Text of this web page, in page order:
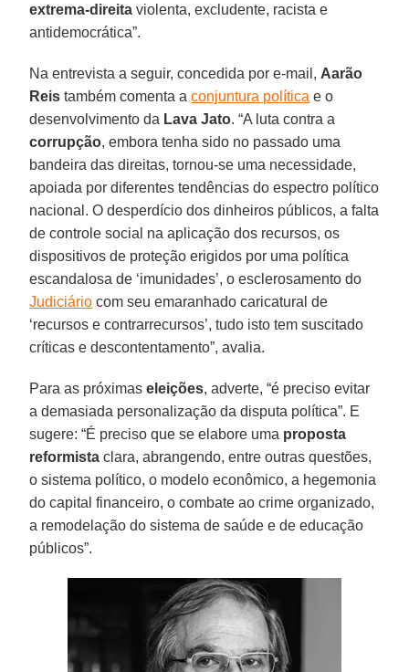
extrema-direita violenta, excludente, racista e
antidemocrática”.
Na entrevista a seguir, concedida por e-mail, Aarão
Reis também comenta aconjuntura política e o
desenvolvimento da Lava Jato. “A luta contra a
corrupção, embora tenha sido no passado uma
bandeira das direitas, tornou-se uma necessidade,
apoiada por diferentes tendências do espectro político
nacional. O desperdício dos dinheiros públicos, a falta
de controle social na aplicação dos recursos, os
dispositivos de proteção erigidos por uma política
escandalosa de ‘imunidades’, o esclerosamento do
Judiciário com seu emaranhado caricatural de
‘recursos e contrarrecursos’, tudo isto tem suscitado
críticas e descontentamento”, avalia.
Para as próximaseleições, adverte, “é preciso evitar
a demasiada personalização da disputa política”. E
sugere: “É preciso que se elabore uma proposta
reformista clara, abrangendo, entre outras questões,
o sistema político, o modelo econômico, a hegemonia
do capital financeiro, o combate ao crime organizado,
a remodelação do sistema de saúde e de educação
públicos”.